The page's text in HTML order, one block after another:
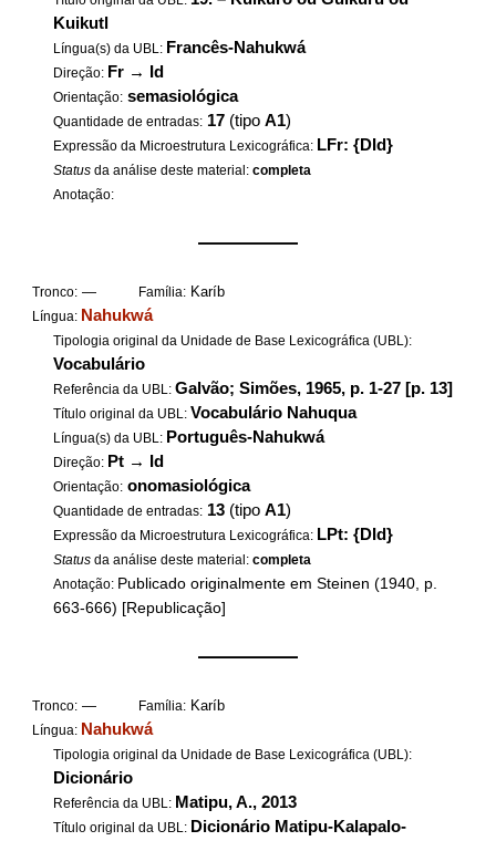
Kuikutl
Língua(s) da UBL: Francês-Nahukwá
Direção: Fr → Id
Orientação: semasiológica
Quantidade de entradas: 17 (tipoA1)
Expressão da Microestrutura Lexicográfica: LFr: {DId}
Status da análise deste material:completa
Anotação:
——————
Tronco: — Família: Karíb
Língua: Nahukwá
Tipologia original da Unidade de Base Lexicográfica (UBL):
Vocabulário
Referência da UBL:Galvão; Simões, 1965, p. 1-27 [p. 13]
Título original da UBL: Vocabulário Nahuqua
Língua(s) da UBL: Português-Nahukwá
Direção: Pt → Id
Orientação: onomasiológica
Quantidade de entradas: 13 (tipoA1)
Expressão da Microestrutura Lexicográfica: LPt: {DId}
Status da análise deste material:completa
Anotação: Publicado originalmente em Steinen (1940, p.
663-666) [Republicação]
——————
Tronco: — Família: Karíb
Língua: Nahukwá
Tipologia original da Unidade de Base Lexicográfica (UBL):
Dicionário
Referência da UBL: Matipu, A., 2013
Título original da UBL: Dicionário Matipu-Kalapalo-